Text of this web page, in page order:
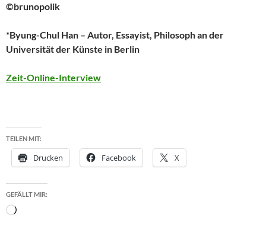
©brunopolik
*Byung-Chul Han – Autor, Essayist, Philosoph an der
Universität der Künste in Berlin
Zeit-Online-Interview
TEILEN MIT:
Drucken Facebook X
GEFÄLLT MIR:
Wird